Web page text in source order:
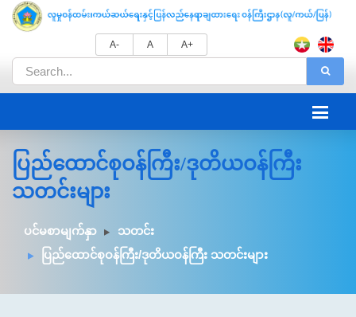
A- A A+
ပြည်ထောင်စုဝန်ကြီး/ဒုတိယဝန်ကြီး
သတင်းများ
ပင်မစာမျက်နှာ
သတင်း
ပြည်ထောင်စုဝန်ကြီး/ဒုတိယဝန်ကြီး သတင်းများ